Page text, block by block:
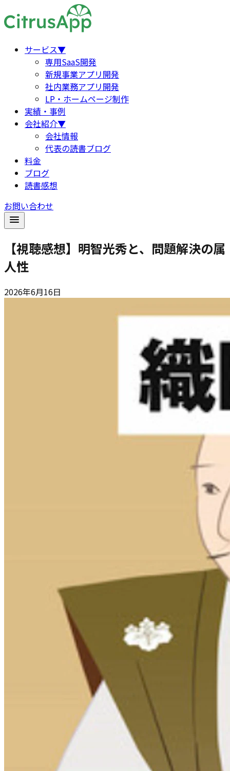
サービス▼
専用SaaS開発
新規事業アプリ開発
社内業務アプリ開発
LP・ホームページ制作
実績・事例
会社紹介▼
会社情報
代表の読書ブログ
料金
ブログ
読書感想
お問い合わせ
【視聴感想】明智光秀と、問題解決の属
人性
2026年6月16日